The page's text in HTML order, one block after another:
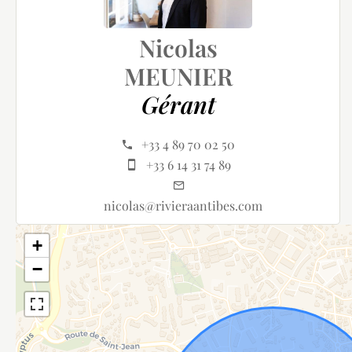
Nicolas
MEUNIER
Gérant
+33 4 89 70 02 50
+33 6 14 31 74 89
nicolas@rivieraantibes.com
+
−